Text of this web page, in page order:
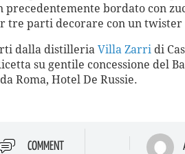
precedentemente bordato con
tre parti decorare con un twister
dalla distilleria Villa Zarri di
su gentile concessione del
Roma, Hotel De Russie.
COMMENT